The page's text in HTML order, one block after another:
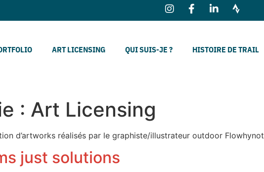
ART LICENSING QUI SUIS-JE ? HISTOIRE DE TRAIL
: Art Licensing
d’artworks réalisés par le graphiste/illustrateur outdoor Flowhynot
just solutions